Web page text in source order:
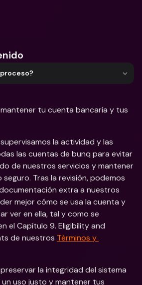
tu cuenta bancaria y tus
la actividad y las
las cuentas de bunq para evitar
de nuestros servicios y mantener
Tras la revisión, podemos
extra a nuestros
mejor cómo se usa la cuenta y
ver en ella, tal y como se
el Capítulo 9. Eligibility and
de nuestros Términos y
la integridad del sistema
uso justo y mantener tus